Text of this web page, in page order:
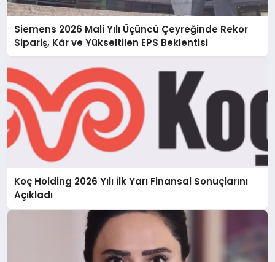
Siemens 2026 Mali Yılı Üçüncü Çeyreğinde Rekor
Sipariş, Kâr ve Yükseltilen EPS Beklentisi
Koç Holding 2026 Yılı İlk Yarı Finansal Sonuçlarını
Açıkladı